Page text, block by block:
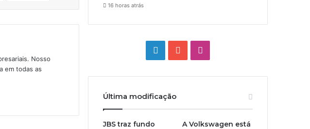
Nosso
em todas as
16 horas atrás
LinkedinYouTube
Última modificação
JBS traz fundo
A Volkswagen está